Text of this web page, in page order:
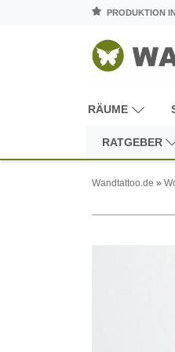
PRODUKTION
RÄUME
RATGEBER
Wandtattoo.de »